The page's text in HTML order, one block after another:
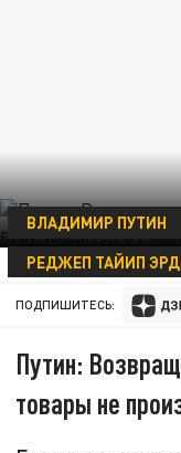
ВЛАДИМИР ПУТИН
РЕДЖЕП ТАЙИП
10 ОКТЯБРЯ 21:34
ПОДПИШИТЕСЬ:
Путин:
товары не